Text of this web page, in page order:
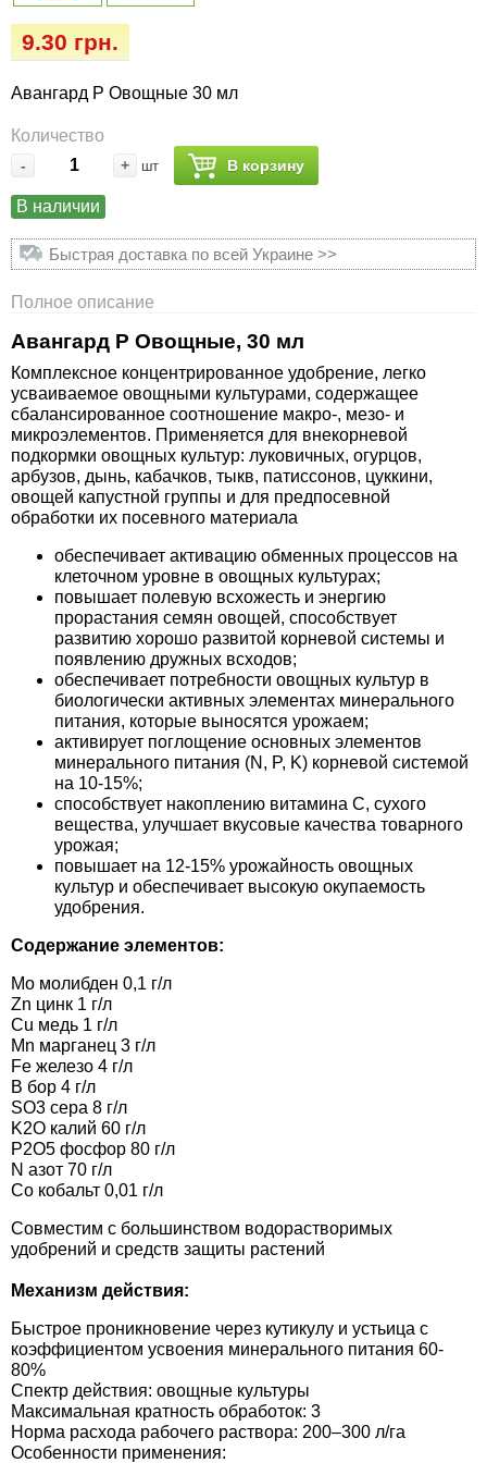
9.30 грн.
Авангард Р Овощные 30 мл
Количество
- + шт В корзину
В наличии
Быстрая доставка по всей Украине >>
Полное описание
Авангард Р Овощные, 30 мл
Комплексное концентрированное удобрение, легко
усваиваемое овощными культурами, содержащее
сбалансированное соотношение макро-, мезо- и
микроэлементов. Применяется для внекорневой
подкормки овощных культур: луковичных, огурцов,
арбузов, дынь, кабачков, тыкв, патиссонов, цуккини,
овощей капустной группы и для предпосевной
обработки их посевного материала
обеспечивает активацию обменных процессов на
клеточном уровне в овощных культурах;
повышает полевую всхожесть и энергию
прорастания семян овощей, способствует
развитию хорошо развитой корневой системы и
появлению дружных всходов;
обеспечивает потребности овощных культур в
биологически активных элементах минерального
питания, которые выносятся урожаем;
активирует поглощение основных элементов
минерального питания (N, P, K) корневой системой
на 10-15%;
способствует накоплению витамина С, сухого
вещества, улучшает вкусовые качества товарного
урожая;
повышает на 12-15% урожайность овощных
культур и обеспечивает высокую окупаемость
удобрения.
Содержание элементов:
Mo молибден 0,1 г/л
Zn цинк 1 г/л
Cu медь 1 г/л
Mn марганец 3 г/л
Fe железо 4 г/л
B бор 4 г/л
SO3 сера 8 г/л
K2O калий 60 г/л
P2O5 фосфор 80 г/л
N азот 70 г/л
Co кобальт 0,01 г/л
Совместим с большинством водорастворимых
удобрений и средств защиты растений
Механизм действия:
Быстрое проникновение через кутикулу и устьица с
коэффициентом усвоения минерального питания 60-
80%
Спектр действия: овощные культуры
Максимальная кратность обработок: 3
Норма расхода рабочего раствора: 200–300 л/га
Особенности применения:
Семена перца
Семена пряных трав
Семена редиса
Семена салата
Семена свеклы
Семена сельдерея
Семена сидератов
Семена табака
Семена томатов
Семена газонной травы
Семена тыквы, патиссона
Семена укропа
Семена фасоли
Семена цветов
Семена шпината
Семена щавеля
Элитные семена в банках
Удобрения «Сударушка», «Рязаночка»
100 г
Удобрения «Чистый лист» кристаллические
Удобрения «Чистый лист» в палочках
Удобрения «Чистый лист» Успех
Опрыскиватели
Перчатки
Тенты
Средства защиты от тараканов, прусаков,
Средства защиты от комаров, москитов,
клещей, ос, мошек, слепней
Средства защиты от мух
Средства защиты от моли
Средства защиты от капустницы
Средства защиты от кротов
Средства защиты от грызунов
Препараты для септиков, выгребных ям и
дачных туалетов, биодеструкторы
Хозяйственные товары
Средства защиты растений
Купить семена - хиты продаж
Архив